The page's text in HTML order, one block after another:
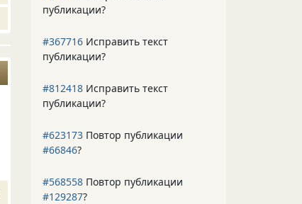
публикации?
#367716 Исправить текст
публикации?
#812418 Исправить текст
публикации?
#623173 Повтор публикации
#66846?
#568558 Повтор публикации
#129287?